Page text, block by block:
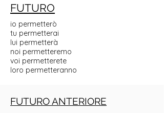
FUTURO
io permetterò
tu permetterai
lui permetterà
noi permetteremo
voi permetterete
loro permetteranno
FUTURO ANTERIORE